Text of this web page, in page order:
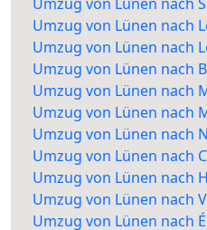
Umzug von Lünen nach
Umzug von Lünen nach
Umzug von Lünen nach
Umzug von Lünen nach
Umzug von Lünen nach
Umzug von Lünen nach
Umzug von Lünen nach
Umzug von Lünen nach
Umzug von Lünen nach
Umzug von Lünen nach